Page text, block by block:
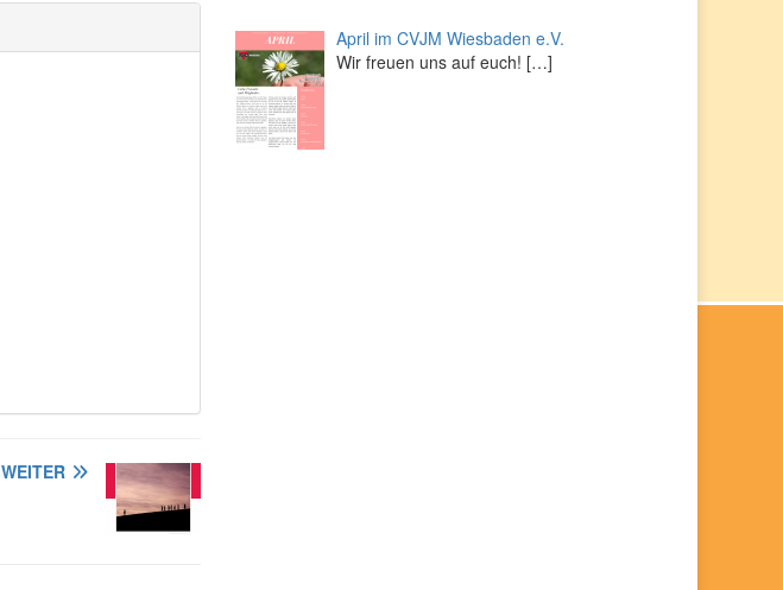
WEITER
April im CVJM Wiesbaden e.V.
Wir freuen uns auf euch! […]